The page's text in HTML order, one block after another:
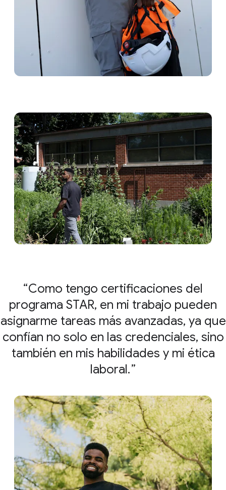
Como tengo certificaciones del
programa STAR, en mi trabajo pueden
asignarme tareas más avanzadas, ya que
confían no solo en las credenciales, sino
también en mis habilidades y mi ética
laboral.